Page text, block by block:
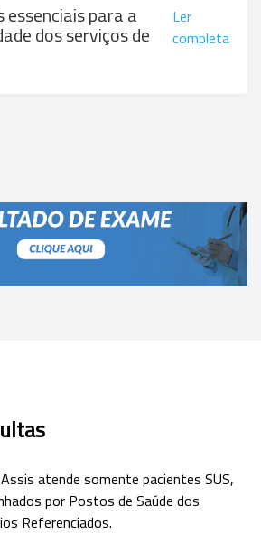
para a
dos serviços de
Ler
completa
atende somente pacientes SUS,
por Postos de Saúde dos
Referenciados.